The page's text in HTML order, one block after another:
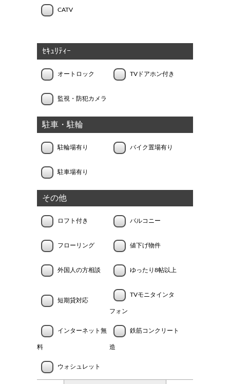
CATV
ｾｷｭﾘﾃｨｰ
オートロック TVドアホン付き
監視・防犯カメラ
駐車・駐輪
駐輪場有り バイク置場有り
駐車場有り
その他
ロフト付き バルコニー
フローリング 値下げ物件
外国人の方相談 ゆったり8帖以上
短期貸対応
TVモニタインタ
フォン
インターネット無
料
鉄筋コンクリート
造
ウォシュレット